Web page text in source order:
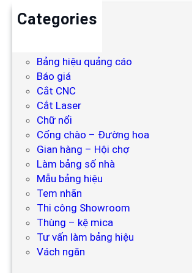
Categories
Bảng hiệu quảng cáo
Báo giá
Cắt CNC
Cắt Laser
Chữ nổi
Cổng chào – Đường hoa
Gian hàng – Hội chợ
Làm bảng số nhà
Mẫu bảng hiệu
Tem nhãn
Thi công Showroom
Thùng – kệ mica
Tư vấn làm bảng hiệu
Vách ngăn